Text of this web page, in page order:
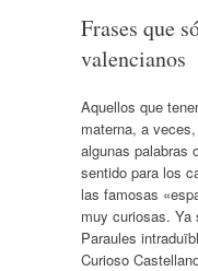
Frases que
valencianos
Aquellos que
materna, a
algunas palabras
sentido para los
las famosas
muy curiosas. Ya
Paraules
Curioso